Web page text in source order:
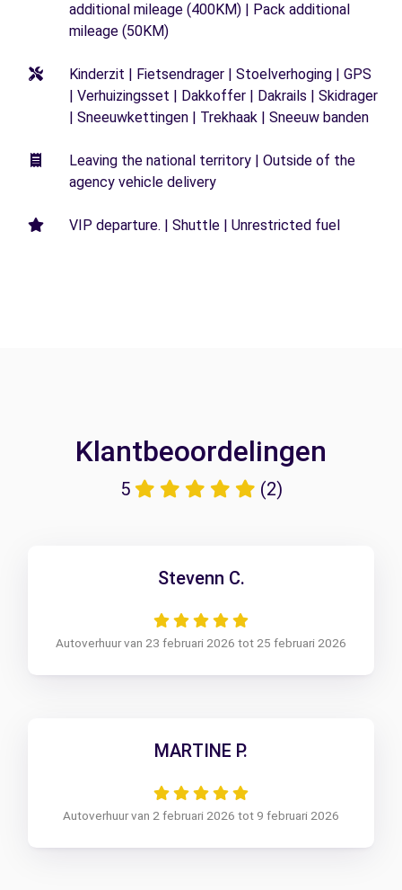
additional mileage (400KM) | Pack additional
mileage (50KM)
Kinderzit | Fietsendrager | Stoelverhoging | GPS
| Verhuizingsset | Dakkoffer | Dakrails | Skidrager
| Sneeuwkettingen | Trekhaak | Sneeuw banden
Leaving the national territory | Outside of the
agency vehicle delivery
VIP departure. | Shuttle | Unrestricted fuel
Klantbeoordelingen
5 (2)
Stevenn C.
Autoverhuur van 23 februari 2026 tot 25 februari 2026
MARTINE P.
Autoverhuur van 2 februari 2026 tot 9 februari 2026